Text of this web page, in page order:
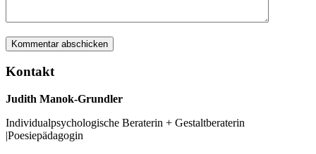
Kontakt
Judith Manok-Grundler
Individualpsychologische Beraterin + Gestaltberaterin
|Poesiepädagogin